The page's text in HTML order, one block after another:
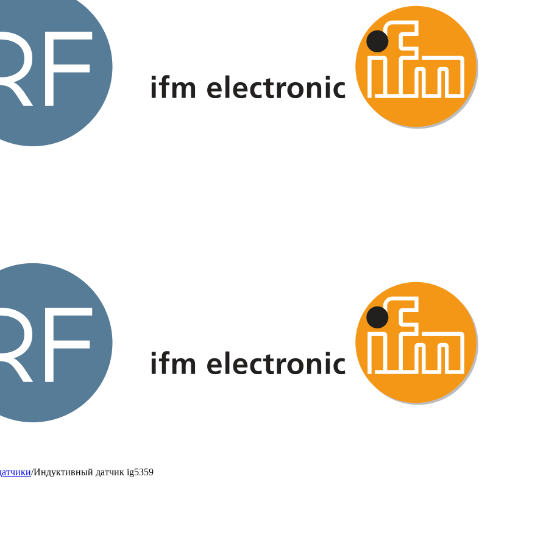
/Индуктивный датчик ig5359